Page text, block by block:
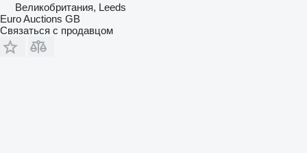
Великобритания, Leeds
Euro Auctions GB
Связаться с продавцом